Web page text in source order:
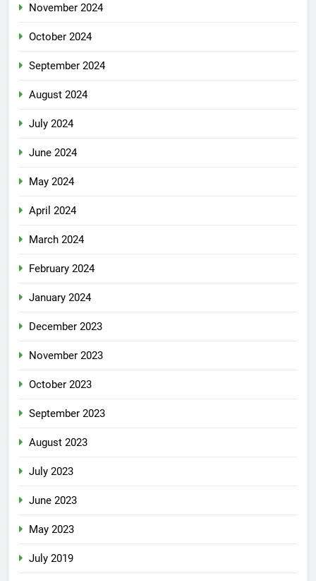
November 2024
October 2024
September 2024
August 2024
July 2024
June 2024
May 2024
April 2024
March 2024
February 2024
January 2024
December 2023
November 2023
October 2023
September 2023
August 2023
July 2023
June 2023
May 2023
July 2019